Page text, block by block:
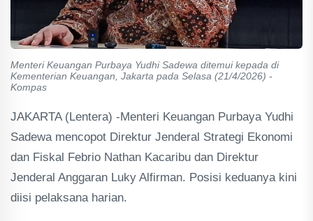
Menteri Keuangan Purbaya Yudhi Sadewa ditemui kepada di
Kementerian Keuangan, Jakarta pada Selasa (21/4/2026) -
Kompas
JAKARTA (Lentera) -Menteri Keuangan Purbaya Yudhi
Sadewa mencopot Direktur Jenderal Strategi Ekonomi
dan Fiskal Febrio Nathan Kacaribu dan Direktur
Jenderal Anggaran Luky Alfirman. Posisi keduanya kini
diisi pelaksana harian.